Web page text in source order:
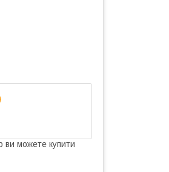
ви можете купити